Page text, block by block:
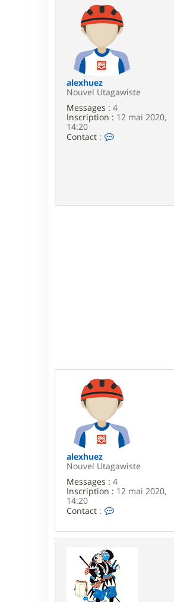
alexhuez
Nouvel Utagawiste
Messages : 4
Inscription : 12 mai 2020,
14:20
Contact :
alexhuez
Nouvel Utagawiste
Messages : 4
Inscription : 12 mai 2020,
14:20
Contact :
n
t
c
t
e
r
a